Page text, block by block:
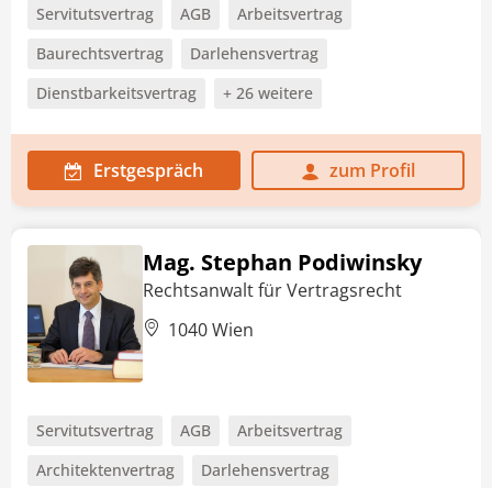
Servitutsvertrag AGB
Arbeitsvertrag
Baurechtsvertrag
Darlehensvertrag
Dienstbarkeitsvertrag
+ 26 weitere
Erstgespräch zum Profil
Mag. Stephan Podiwinsky
Rechtsanwalt für Vertragsrecht
1040 Wien
Servitutsvertrag AGB
Arbeitsvertrag
Architektenvertrag
Darlehensvertrag